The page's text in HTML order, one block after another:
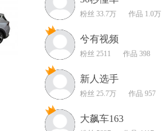
04:12
试岚图追
07:17
好了 钱不
干倒华子
先体验小
粉丝 33.7万 作品 1.0万
兮有视频
粉丝 2511 作品 398
新人选手
粉丝 25.7万 作品 957
大飙车163